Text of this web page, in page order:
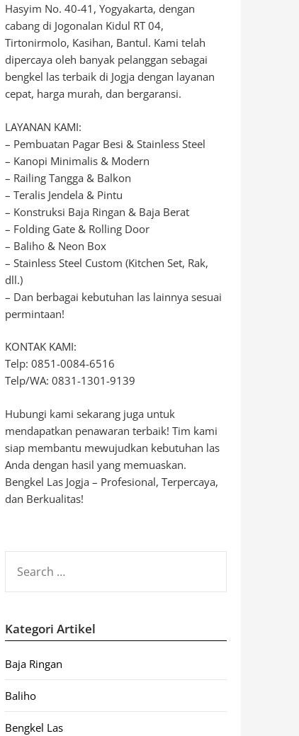
Hasyim No. 40-41, Yogyakarta, dengan
cabang di Jogonalan Kidul RT 04,
Tirtonirmolo, Kasihan, Bantul. Kami telah
dipercaya oleh banyak pelanggan sebagai
bengkel las terbaik di Jogja dengan layanan
cepat, harga murah, dan bergaransi.
LAYANAN KAMI:
– Pembuatan Pagar Besi & Stainless Steel
– Kanopi Minimalis & Modern
– Railing Tangga & Balkon
– Teralis Jendela & Pintu
– Konstruksi Baja Ringan & Baja Berat
– Folding Gate & Rolling Door
– Baliho & Neon Box
– Stainless Steel Custom (Kitchen Set, Rak,
dll.)
– Dan berbagai kebutuhan las lainnya sesuai
permintaan!
KONTAK KAMI:
Telp: 0851-0084-6516
Telp/WA: 0831-1301-9139
Hubungi kami sekarang juga untuk
mendapatkan penawaran terbaik! Tim kami
siap membantu mewujudkan kebutuhan las
Anda dengan hasil yang memuaskan.
Bengkel Las Jogja – Profesional, Terpercaya,
dan Berkualitas!
FOR:
Kategori Artikel
Baja Ringan
Baliho
Bengkel Las